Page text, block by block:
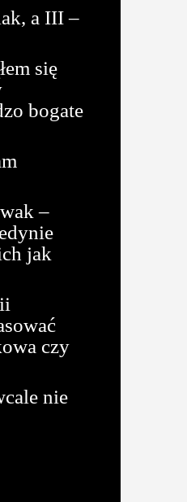
a III –
się
bogate
–
jak
czy
nie